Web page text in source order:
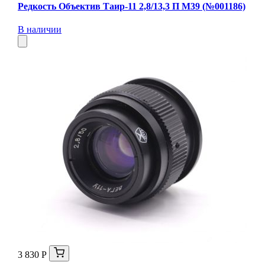
Редкость Объектив Таир-11 2,8/13,3 П М39 (№001186)
В наличии
3 830 Р